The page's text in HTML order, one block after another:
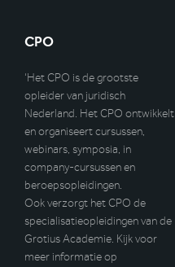
CPO
‘Het CPO is de grootste
opleider van juridisch
Nederland. Het CPO ontwikkelt
en organiseert cursussen,
webinars, symposia, in
company-cursussen en
beroepsopleidingen.
Ook verzorgt het CPO de
specialisatieopleidingen van de
Grotius Academie. Kijk voor
meer informatie op